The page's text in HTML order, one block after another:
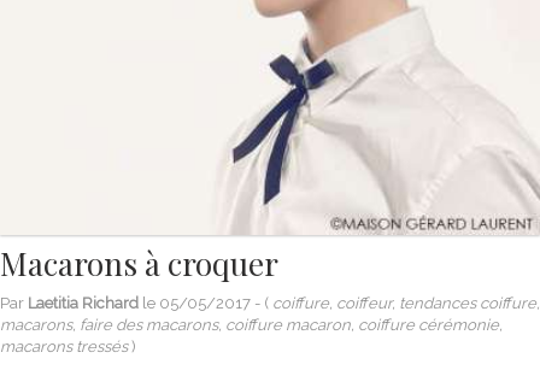
Macarons à croquer
Par Laetitia Richard le 05/05/2017 - ( coiffure, coiffeur, tendances coiffure,
macarons, faire des macarons, coiffure macaron, coiffure cérémonie,
macarons tressés)